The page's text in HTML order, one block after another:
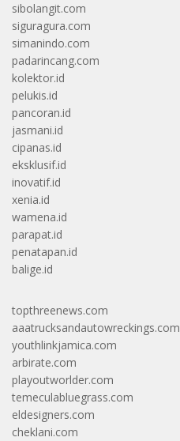
sibolangit.com
siguragura.com
simanindo.com
padarincang.com
kolektor.id
pelukis.id
pancoran.id
jasmani.id
cipanas.id
eksklusif.id
inovatif.id
xenia.id
wamena.id
parapat.id
penatapan.id
balige.id
topthreenews.com
aaatrucksandautowreckings.com
youthlinkjamica.com
arbirate.com
playoutworlder.com
temeculabluegrass.com
eldesigners.com
cheklani.com